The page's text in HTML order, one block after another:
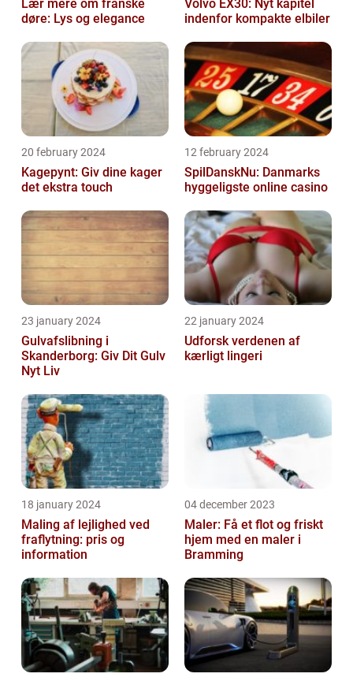
Lær mere om franske
døre: Lys og elegance
Volvo EX30: Nyt kapitel
indenfor kompakte elbiler
20 february 2024
Kagepynt: Giv dine kager
det ekstra touch
12 february 2024
SpilDanskNu: Danmarks
hyggeligste online casino
23 january 2024
Gulvafslibning i
Skanderborg: Giv Dit Gulv
Nyt Liv
22 january 2024
Udforsk verdenen af
kærligt lingeri
18 january 2024
Maling af lejlighed ved
fraflytning: pris og
information
04 december 2023
Maler: Få et flot og friskt
hjem med en maler i
Bramming